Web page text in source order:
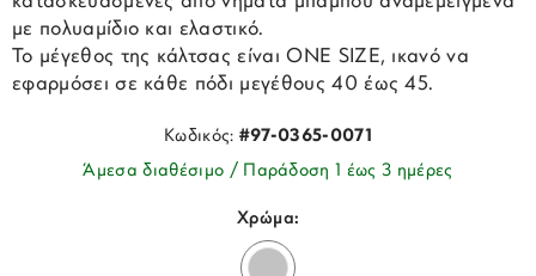
με πολυαμίδιο και ελαστικό.
Το μέγεθος της κάλτσας είναι ONE SIZE, ικανό να
εφαρμόσει σε κάθε πόδι μεγέθους 40 έως 45.
Κωδικός: #97-0365-0071
Άμεσα διαθέσιμο / Παράδοση 1 έως 3 ημέρες
Χρώμα: